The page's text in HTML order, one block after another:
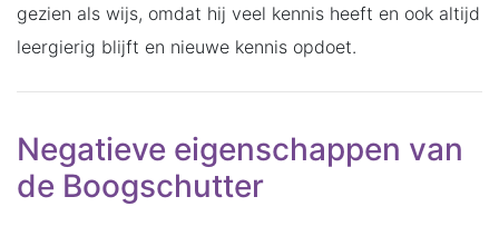
gezien als wijs, omdat hij veel kennis heeft en ook altijd
leergierig blijft en nieuwe kennis opdoet.
Negatieve eigenschappen van
de Boogschutter